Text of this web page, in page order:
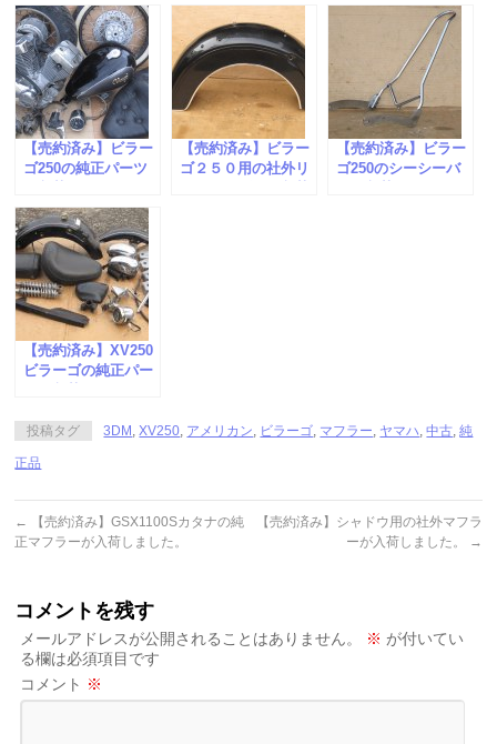
【売約済み】ビラー
ゴ250の純正パーツ
【売約済み】ビラー
ゴ２５０用の社外リ
【売約済み】ビラー
ゴ250のシーシーバ
【売約済み】XV250
ビラーゴの純正パー
投稿タグ 3DM ,XV250, アメリカン, ビラーゴ, マフラー, ヤマハ,中古,純
正品
←
【売約済み】GSX1100Sカタナの純
正マフラーが入荷しました。
【売約済み】シャドウ用の社外マフラ
ーが入荷しました。
→
コメントを残す
メールアドレスが公開されることはありません。 ※ が付いてい
る欄は必須項目です
コメント ※